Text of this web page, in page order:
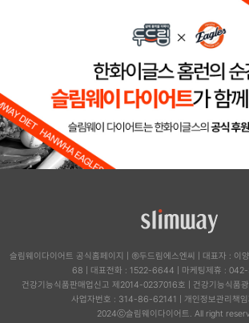
슬림웨이다이어트 공식홈페이지 ㈜두드림에스엔씨 대표자 : 이
68
대표전화 : 1522-6644
마케팅제휴 :
건강기능식품판매업신고 제2014-0237016호
건강기능식품
사업자번호 : 314-86-62141
개인정보관리책
2024ⓒ슬림웨이다이어트. All right